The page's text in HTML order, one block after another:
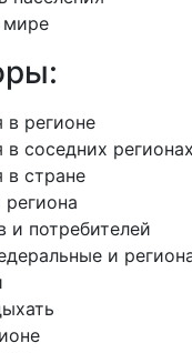
мире
в регионе
соседних
в стране
и потребителей
и